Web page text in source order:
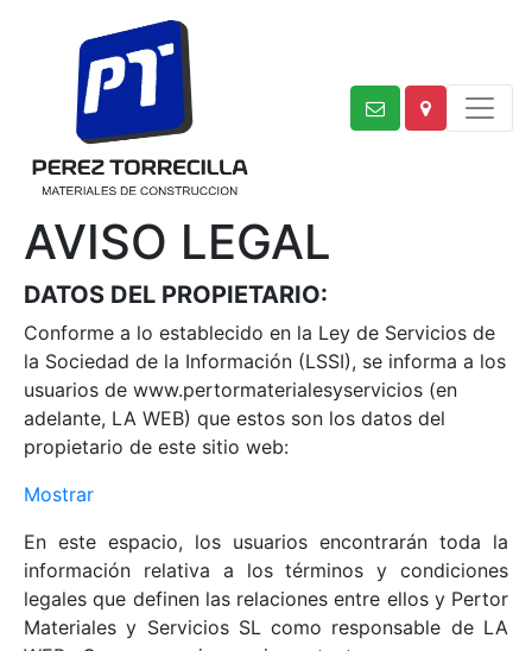
AVISO LEGAL
DATOS DEL PROPIETARIO:
Conforme a lo establecido en la Ley de Servicios de
la Sociedad de la Información (LSSI), se informa a los
usuarios de www.pertormaterialesyservicios (en
adelante, LA WEB) que estos son los datos del
propietario de este sitio web:
Mostrar
En este espacio, los usuarios encontrarán toda la
información relativa a los términos y condiciones
legales que definen las relaciones entre ellos y Pertor
Materiales y Servicios SL como responsable de LA